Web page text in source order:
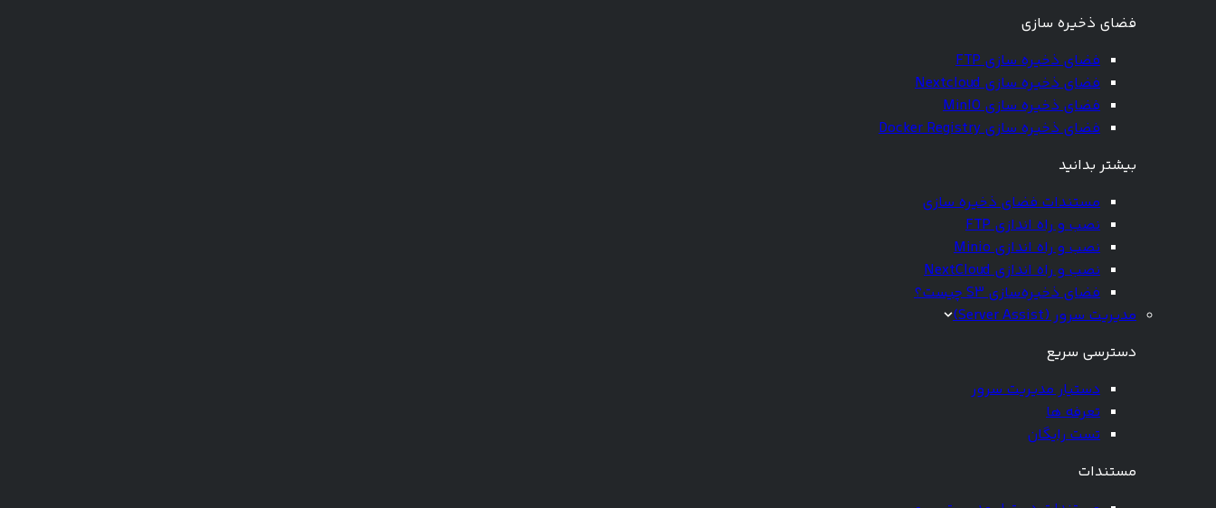
فضای ذخیره سازی
فضای ذخیره سازی FTP
فضای ذخیره سازی Nextcloud
فضای ذخیره سازی MinIO
فضای ذخیره سازی Docker Registry
بیشتر بدانید
مستندات فضای ذخیره سازی
نصب و راه اندازی FTP
نصب و راه اندازی Minio
نصب و راه اندازی NextCloud
فضای ذخیره‌سازی S3 چیست؟
مدیریت سرور (Server Assist)
دسترسی سریع
دستیار مدیریت سرور
تعرفه ها
تست رایگان
مستندات